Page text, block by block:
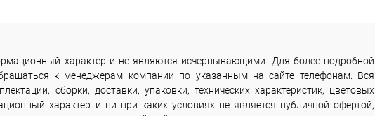
характер и не являются исчерпывающими. Для более подробной
к менеджерам компании по указанным на сайте телефонам. Вся
сборки, доставки, упаковки, технических характеристик, цветовых
характер и ни при каких условиях не является публичной офертой,